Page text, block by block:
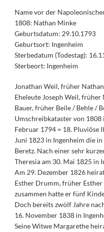
Name vor der
1808: Nathan Minke
Geburtsdatum: 29.10.1793
Geburtsort: Ingenheim
Sterbedatum (Todestag):
Sterbeort: Ingenheim
Jonathan Weil, früher
Eheleute Joseph Weil, früher
Bauer, früher Beile / Behle /
Umschreibkataster von
Februar 1794 = 18. Pluviôse
Juni 1823 in Ingenheim die
Beretz. Nach einer sehr
Theresia am 30. Mai 1825 in
Am 29. Dezember 1826
Esther Drumm, früher
zusammen hatte er fünf
Doch bereits zwölf Jahre
16. November 1838 in
Seine Witwe Margarethe